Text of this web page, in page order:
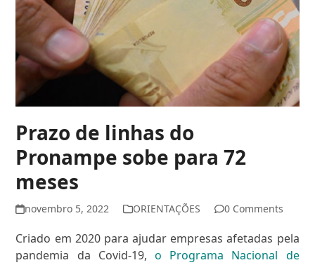
Prazo de linhas do
Pronampe sobe para 72
meses
novembro 5, 2022 ORIENTAÇÕES 0 Comments
Criado em 2020 para ajudar empresas afetadas pela
pandemia da Covid-19, o Programa Nacional de